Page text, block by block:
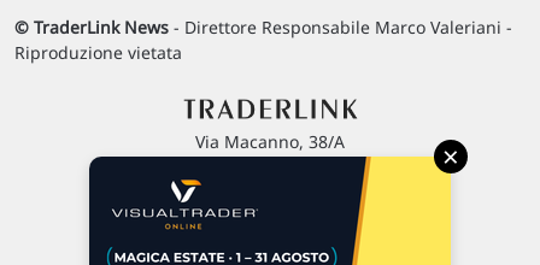
© TraderLink News - Direttore Responsabile Marco Valeriani -
Riproduzione vietata
Via Macanno, 38/A
P.IVA 02 452 460 401
Chi siamo
×